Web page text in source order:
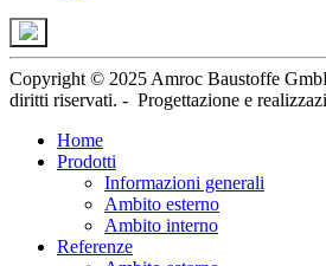
Copyright © 2025 Amroc Baustoffe
diritti riservati. - Progettazione e
Home
Prodotti
Informazioni generali
Ambito esterno
Ambito interno
Referenze